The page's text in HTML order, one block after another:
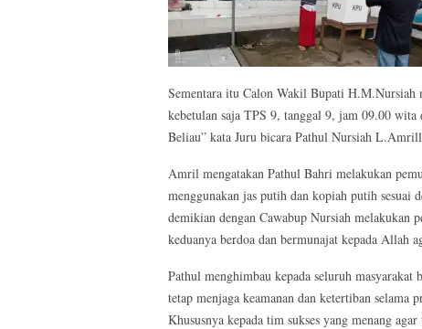
Sementara itu Calon Wakil Bupati H.M.Nursiah
kebetulan saja TPS 9, tanggal 9, jam 09.00
Beliau” kata Juru bicara Pathul Nursiah
Amril mengatakan Pathul Bahri melakukan
menggunakan jas putih dan kopiah putih sesuai
demikian dengan Cawabup Nursiah melakukan
keduanya berdoa dan bermunajat kepada Allah
Pathul menghimbau kepada seluruh
tetap menjaga keamanan dan ketertiban selama
Khususnya kepada tim sukses yang menang